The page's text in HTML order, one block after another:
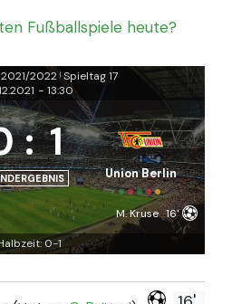
Fußballspiele heute?
2022 | Spieltag 17
- 13:30
: 1
Union Berlin
M. Kruse 16'
0-1